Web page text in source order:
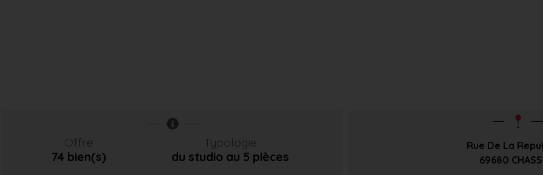
Offre
74 bien(s)
Typologie
du studio au 5 pièces
Rue De La
69680